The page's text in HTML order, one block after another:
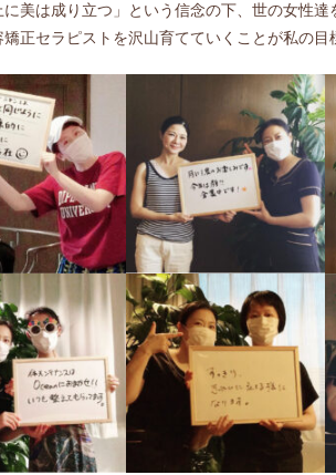
に美は成り立つ」という信念の下、世の女性
正セラピストを沢山育てていくことが私の目